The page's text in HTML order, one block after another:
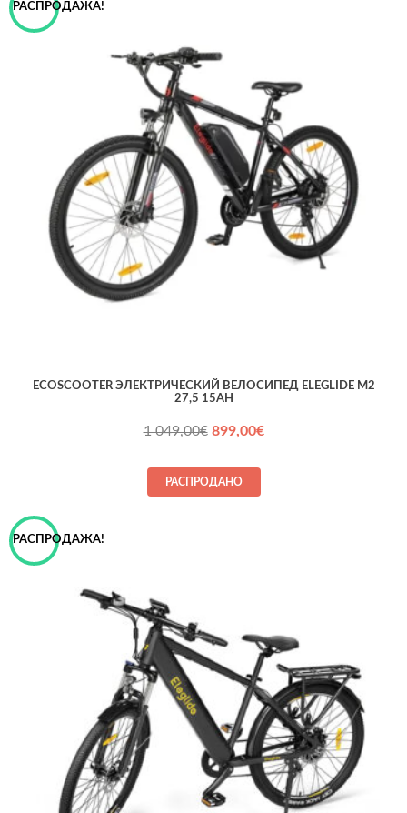
РАСПРОДАЖА!
ECOSCOOTER ЭЛЕКТРИЧЕСКИЙ ВЕЛОСИПЕД ELEGLIDE M2
27,5 15AH
1 049,00€ Первоначальная
составляла
1 049,00€.
899,00€Текущая
РАСПРОДАНО
РАСПРОДАЖА!